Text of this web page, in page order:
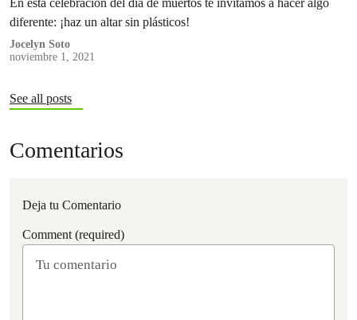
En esta celebración del día de muertos te invitamos a hacer algo
diferente: ¡haz un altar sin plásticos!
Jocelyn Soto
noviembre 1, 2021
See all posts
Comentarios
Deja tu Comentario
Comment (required)